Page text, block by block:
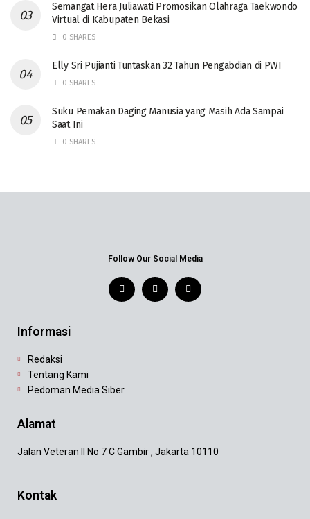
Semangat Hera Juliawati Promosikan Olahraga Taekwondo
Virtual di Kabupaten Bekasi
0 SHARES
Elly Sri Pujianti Tuntaskan 32 Tahun Pengabdian di PWI
0 SHARES
‎Suku Pemakan Daging Manusia yang Masih Ada Sampai
Saat Ini
0 SHARES
Follow Our Social Media
Informasi
Redaksi
Tentang Kami
Pedoman Media Siber
Alamat
Jalan Veteran II No 7 C Gambir , Jakarta 10110
Kontak